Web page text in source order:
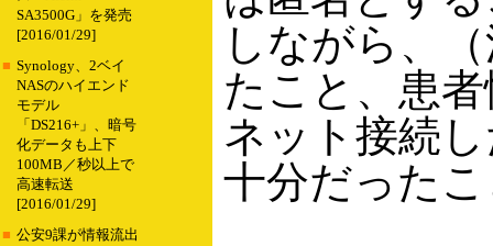
SA3500G」を発売
[2016/01/29]
■ Synology、2ベイ
NASのハイエンド
モデル
「DS216+」、暗号
化データも上下
100MB／秒以上で
高速転送
[2016/01/29]
■ 公安9課が情報流出
しながら、
たこと、患
ネット接続
十分だった